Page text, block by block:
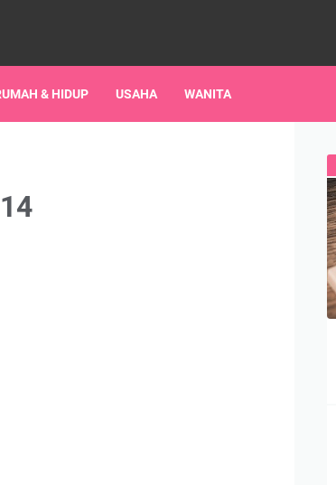
& HIDUP USAHA WANITA